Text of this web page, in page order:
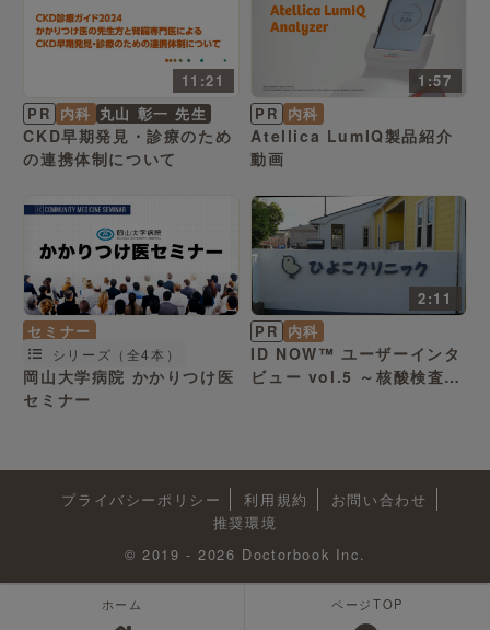
11:21
PR 内科 丸山 彰一 先生
CKD早期発見・診療のため
の連携体制について
1:57
PR 内科
Atellica LumIQ製品紹介
動画
セミナー
シリーズ（全4本）
岡山大学病院 かかりつけ医
セミナー
2:11
PR 内科
ID NOW™ ユーザーインタ
ビュー vol.5 ～核酸検査の
プライバシーポリシー 利用規約
お問い合わせ
推奨環境
© 2019 - 2026 Doctorbook Inc.
ホーム ページTOP